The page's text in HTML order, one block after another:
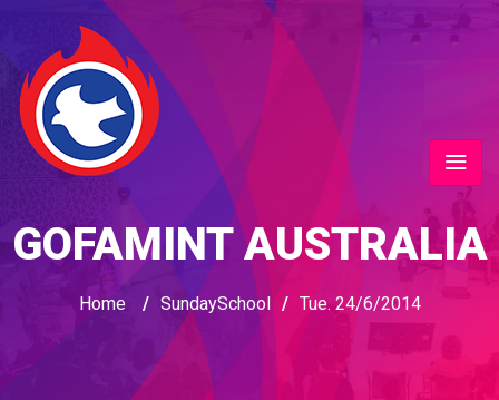
GOFAMINT AUSTRALIA
Home / SundaySchool / Tue. 24/6/2014